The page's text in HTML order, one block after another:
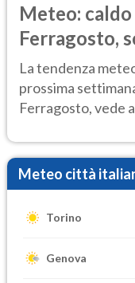
Meteo:
Ferragosto,
Ecco dove
La tendenza
prossima
Ferragosto, vede
Meteo città
Torino
Genova